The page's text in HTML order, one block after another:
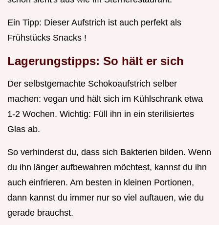
Ein Tipp: Dieser Aufstrich ist auch perfekt als
Frühstücks Snacks !
Lagerungstipps: So hält er sich
Der selbstgemachte Schokoaufstrich selber
machen: vegan und hält sich im Kühlschrank etwa
1-2 Wochen. Wichtig: Füll ihn in ein sterilisiertes
Glas ab.
So verhinderst du, dass sich Bakterien bilden. Wenn
du ihn länger aufbewahren möchtest, kannst du ihn
auch einfrieren. Am besten in kleinen Portionen,
dann kannst du immer nur so viel auftauen, wie du
gerade brauchst.